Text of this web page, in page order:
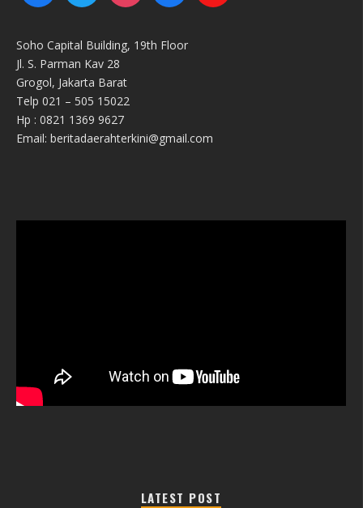
Soho Capital Building, 19th Floor
Jl. S. Parman Kav 28
Grogol, Jakarta Barat
Telp 021 – 505 15022
Hp : 0821 1369 9627
Email: beritadaerahterkini@gmail.com
LATEST POST